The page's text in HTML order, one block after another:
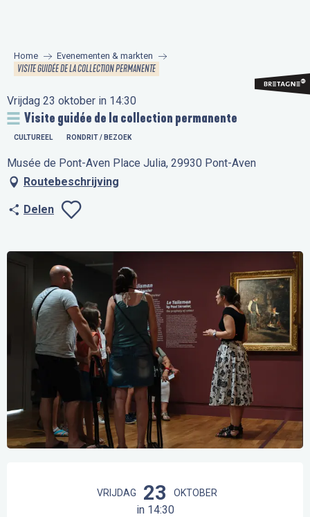
principal
Home Evenementen & markten
VISITE GUIDÉE DE LA COLLECTION PERMANENTE
Vrijdag 23 oktober in 14:30
Visite guidée de la collection permanente
CULTUREEL RONDRIT / BEZOEK
Musée de Pont-Aven Place Julia, 29930 Pont-Aven
Routebeschrijving
Delen
VRIJDAG 23 OKTOBER
in 14:30